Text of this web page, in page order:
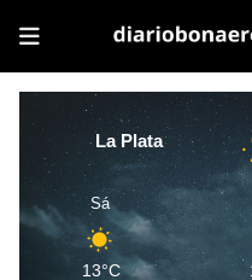
La Plata
Sá
13°C